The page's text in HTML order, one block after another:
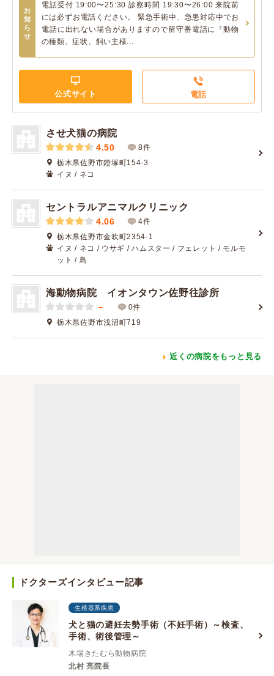
お
知
ら
せ
電話受付 19:00〜25:30 診察時間 19:30〜26:00 来院前
には必ずお電話ください。 緊急手術中、急患対応中でお
電話に出れない場合がありますので留守番電話に『動物
の種類、症状、飼い主様...
公式サイト 電話
させ犬猫の病院
4.50
8件
栃木県佐野市鐙塚町154-3
イヌ / ネコ
セントラルアニマルクリニック
4.06
4件
栃木県佐野市金吹町2354-1
イヌ / ネコ / ウサギ / ハムスター / フェレット / モルモ
ット / 鳥
海動物病院 イオンタウン佐野往診所
－
0件
栃木県佐野市浅沼町719
近くの病院をもっと見る
ドクターズインタビュー記事
生殖器系疾患
犬と猫の避妊去勢手術（不妊手術）～検査、
手術、術後管理～
木場きたむら動物病院
北村 亮院長